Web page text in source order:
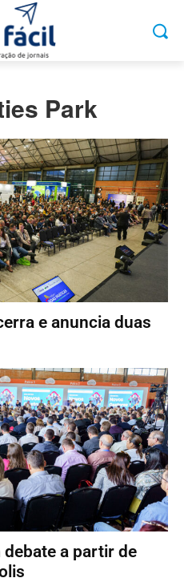
Park
e anuncia duas
debate a partir de